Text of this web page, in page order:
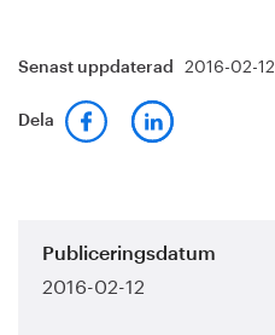
Senast uppdaterad 2016-02-12
Dela
Publiceringsdatum
2016-02-12